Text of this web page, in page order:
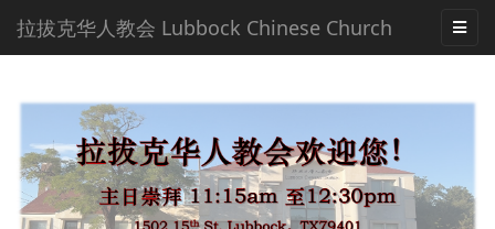
拉拔克华人教会 Lubbock Chinese Church